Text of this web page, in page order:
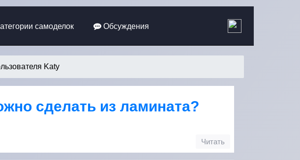
самоделок Обсуждения
Katy
сделать из ламината?
Читать